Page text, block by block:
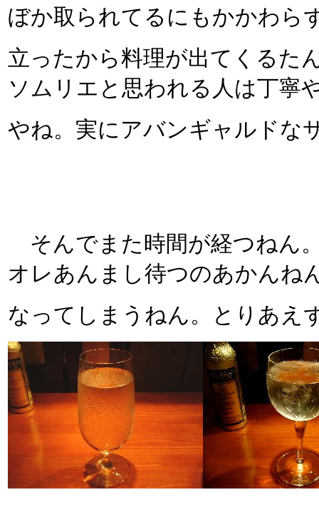
ぼか取られてるにもかかわ
立ったから料理が出てくるた
ソムリエと思われる人は丁寧
やね。実にアバンギャルドな
そんでまた時間が経つねん
オレあんまし待つのあかんね
なってしまうねん。とりあえ